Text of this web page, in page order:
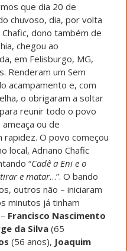
que dia 20 de
chuvoso, dia, por volta
dono também de
chegou ao
em Felisburgo, MG,
Renderam um Sem
acampamento e, com
o obrigaram a soltar
reunir todo o povo
ou de
O povo começou
local, Adriano Chafic
“Cadê a Eni e o
e matar…”. O bando
outros não – iniciaram
minutos já tinham
Francisco Nascimento
da Silva(65
(56 anos), Joaquim